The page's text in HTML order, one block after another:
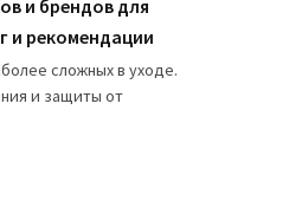
и брендов для
и рекомендации
сложных в уходе.
и защиты от